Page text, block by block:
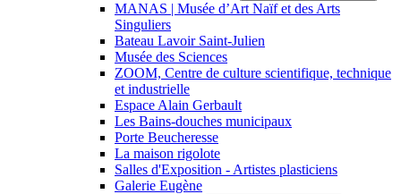
MANAS | Musée d’Art Naïf et des Arts
Singuliers
Bateau Lavoir Saint-Julien
Musée des Sciences
ZOOM, Centre de culture scientifique, technique
et industrielle
Espace Alain Gerbault
Les Bains-douches municipaux
Porte Beucheresse
La maison rigolote
Salles d'Exposition - Artistes plasticiens
Galerie Eugène